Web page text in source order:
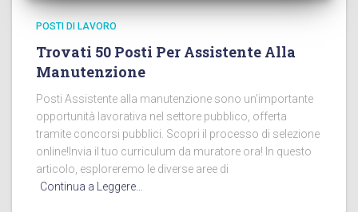
POSTI DI LAVORO
Trovati 50 Posti Per Assistente Alla
Manutenzione
Posti Assistente alla manutenzione sono un’importante
opportunità lavorativa nel settore pubblico, offerta
tramite concorsi pubblici. Scopri il processo di selezione
online!Invia il tuo curriculum da muratore ora! In questo
articolo, esploreremo le diverse aree di
Continua a Leggere…